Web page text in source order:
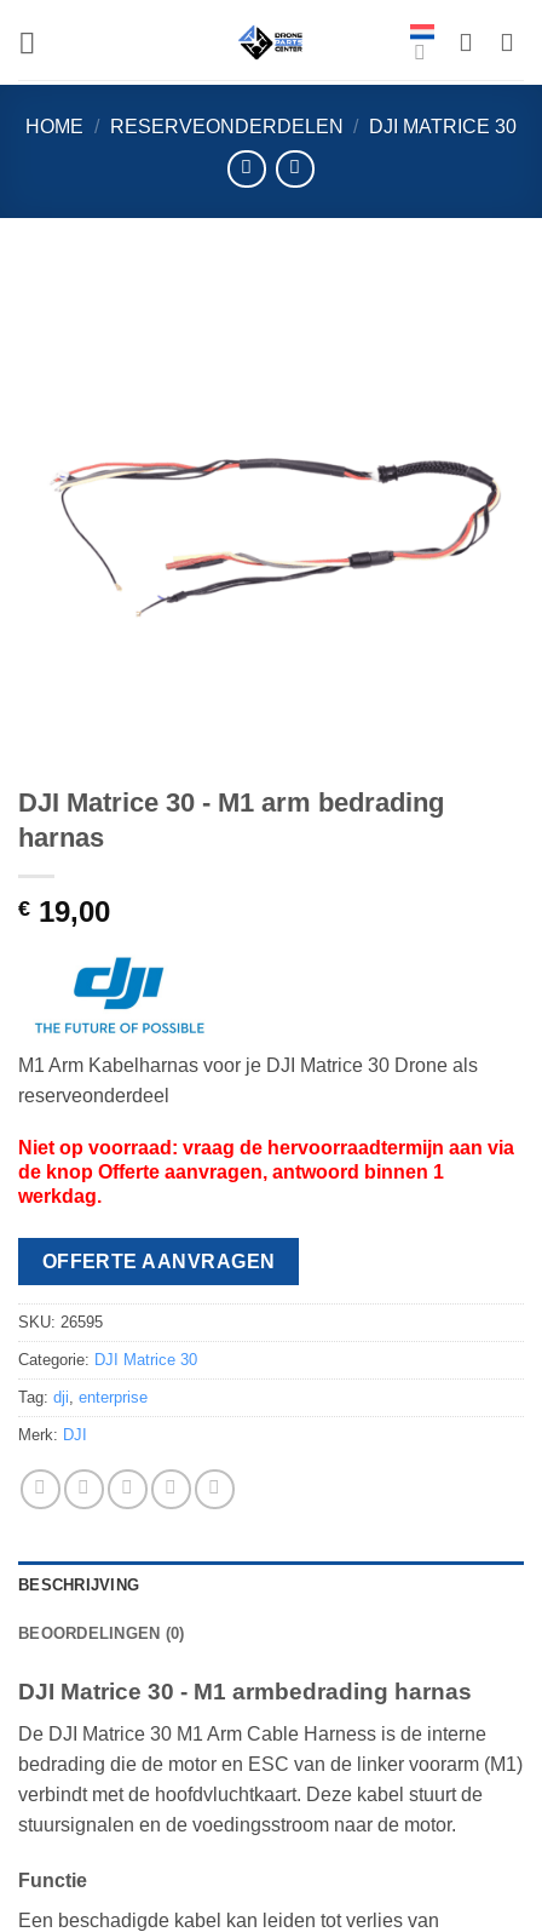
HOME / RESERVEONDERDELEN / DJI MATRICE 30
DJI Matrice 30 - M1 arm bedrading
harnas
€ 19,00
M1 Arm Kabelharnas voor je DJI Matrice 30 Drone als
reserveonderdeel
Niet op voorraad: vraag de hervoorraadtermijn aan via
de knop Offerte aanvragen, antwoord binnen 1
werkdag.
OFFERTE AANVRAGEN
SKU: 26595
Categorie: DJI Matrice 30
Tag: dji, enterprise
Merk: DJI
BESCHRIJVING
BEOORDELINGEN (0)
DJI Matrice 30 - M1 armbedrading harnas
De DJI Matrice 30 M1 Arm Cable Harness is de interne
bedrading die de motor en ESC van de linker voorarm (M1)
verbindt met de hoofdvluchtkaart. Deze kabel stuurt de
stuursignalen en de voedingsstroom naar de motor.
Functie
Een beschadigde kabel kan leiden tot verlies van